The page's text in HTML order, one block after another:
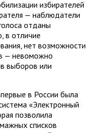
избирателей
— наблюдатели
отданы
в отличие
нет возможности
— невоможно
выборов или
в России была
«Электронный
позволила
списков